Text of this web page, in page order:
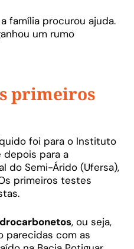
família procurou ajuda.
um rumo
primeiros
foi para o Instituto
depois para a
do Semi-Árido (Ufersa),
primeiros testes
, ou seja,
parecidas com as